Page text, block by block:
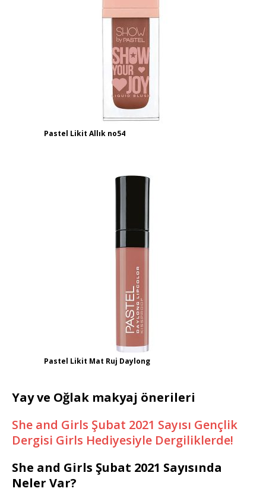
Pastel Likit Allık no54
Pastel Likit Mat Ruj Daylong
Yay ve Oğlak makyaj önerileri
She and Girls Şubat 2021 Sayısı Gençlik
Dergisi Girls Hediyesiyle Dergiliklerde!
She and Girls Şubat 2021 Sayısında
Neler Var?